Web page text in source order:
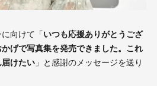
向けて「 いつも応援ありがとうござ
げで写真集を発売できました。これ
けたい」と感謝のメッセージを送り